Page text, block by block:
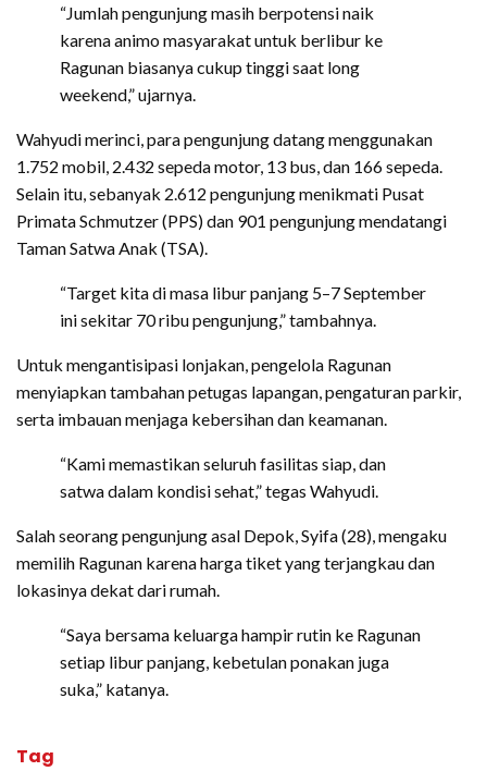
“Jumlah pengunjung masih berpotensi naik
karena animo masyarakat untuk berlibur ke
Ragunan biasanya cukup tinggi saat long
weekend,” ujarnya.
Wahyudi merinci, para pengunjung datang menggunakan
1.752 mobil, 2.432 sepeda motor, 13 bus, dan 166 sepeda.
Selain itu, sebanyak 2.612 pengunjung menikmati Pusat
Primata Schmutzer (PPS) dan 901 pengunjung mendatangi
Taman Satwa Anak (TSA).
“Target kita di masa libur panjang 5–7 September
ini sekitar 70 ribu pengunjung,” tambahnya.
Untuk mengantisipasi lonjakan, pengelola Ragunan
menyiapkan tambahan petugas lapangan, pengaturan parkir,
serta imbauan menjaga kebersihan dan keamanan.
“Kami memastikan seluruh fasilitas siap, dan
satwa dalam kondisi sehat,” tegas Wahyudi.
Salah seorang pengunjung asal Depok, Syifa (28), mengaku
memilih Ragunan karena harga tiket yang terjangkau dan
lokasinya dekat dari rumah.
“Saya bersama keluarga hampir rutin ke Ragunan
setiap libur panjang, kebetulan ponakan juga
suka,” katanya.
Tag